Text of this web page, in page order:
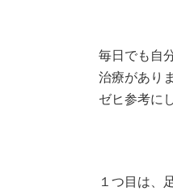
毎日でも自
治療があり
ゼヒ参考に
１つ目は、